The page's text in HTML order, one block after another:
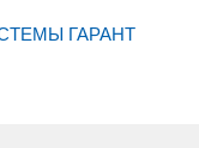
ГАРАНТ